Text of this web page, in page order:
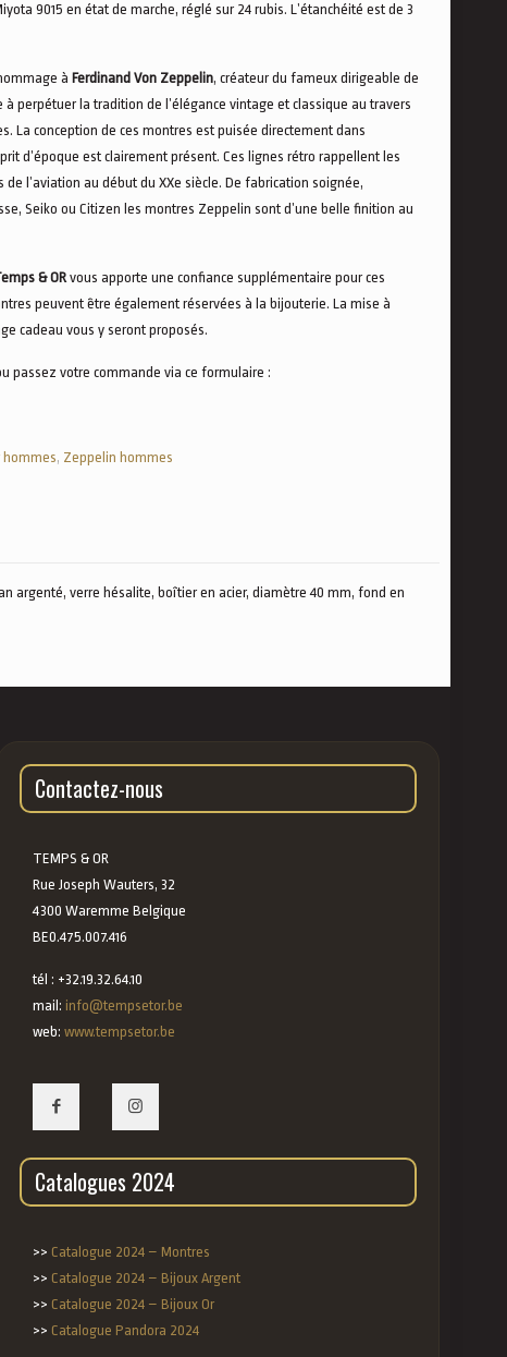
9015 en état de marche, réglé sur 24 rubis. L’étanchéité est de 3
à Ferdinand Von Zeppelin, créateur du fameux dirigeable de
à perpétuer la tradition de l’élégance vintage et classique au travers
La conception de ces montres est puisée directement dans
d’époque est clairement présent. Ces lignes rétro rappellent les
l’aviation au début du XXe siècle. De fabrication soignée,
Seiko ou Citizen les montres Zeppelin sont d’une belle finition au
& ORvous apporte une confiance supplémentaire pour ces
peuvent être également réservées à la bijouterie. La mise à
cadeau vous y seront proposés.
passez votre commande via ce formulaire :
hommes, Zeppelin hommes
argenté, verre hésalite, boîtier en acier, diamètre 40 mm, fond en
Contactez-nous
TEMPS & OR
Rue Joseph Wauters, 32
4300 Waremme Belgique
BE0.475.007.416
tél : +32.19.32.64.10
mail: info@tempsetor.be
web:www.tempsetor.be
Catalogues 2024
>> Catalogue 2024 – Montres
>> Catalogue 2024 – Bijoux Argent
>> Catalogue 2024 – Bijoux Or
>> Catalogue Pandora 2024